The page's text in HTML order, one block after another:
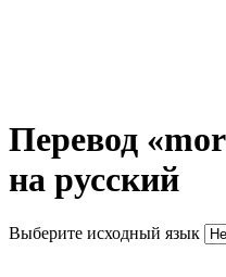
Перевод
на русский
Выберите исходный язык